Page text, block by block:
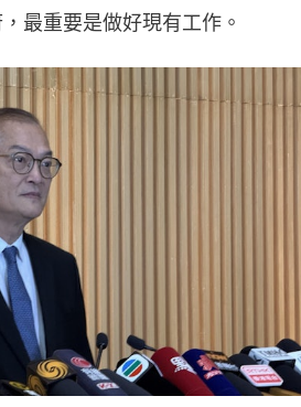
最重要是做好現有工作。